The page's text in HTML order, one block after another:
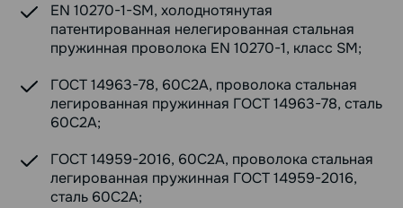
EN 10270-1-SM, холоднотянутая
патентированная нелегированная стальная
пружинная проволока EN 10270-1, класс SM;
ГОСТ 14963-78, 60С2А, проволока стальная
легированная пружинная ГОСТ 14963-78, сталь
60С2А;
ГОСТ 14959-2016, 60С2А, проволока стальная
легированная пружинная ГОСТ 14959-2016,
сталь 60С2А;